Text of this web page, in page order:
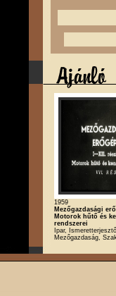
1959
Mezőgazdasági
Motorok hűtő és
rendszerei
Ipar,
Mezőgazdaság,